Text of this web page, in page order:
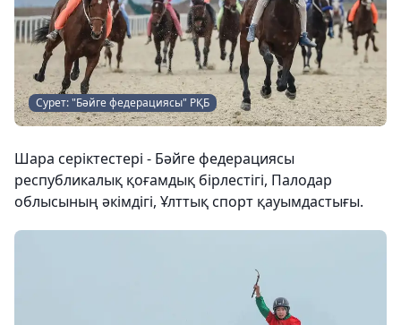
Сурет: "Бәйге федерациясы" РҚБ
Шара серіктестері - Бәйге федерациясы
республикалық қоғамдық бірлестігі, Палодар
облысының әкімдігі, Ұлттық спорт қауымдастығы.